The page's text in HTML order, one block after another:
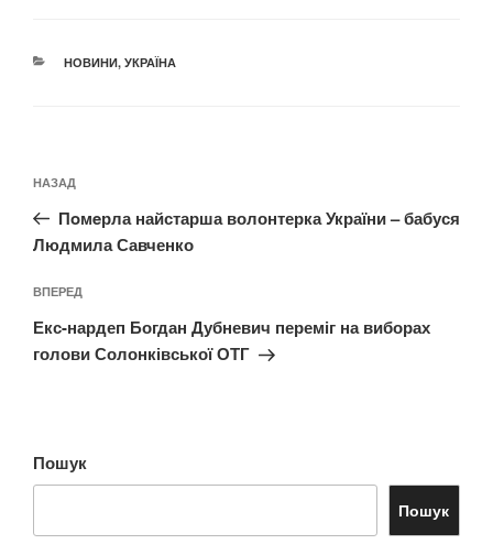
КАТЕГОРІЇ
НОВИНИ, УКРАЇНА
записів
Попередній
запис:
НАЗАД
Пoмeрла найстарша волонтерка України – бабуся
Людмила Савченко
Наступний
запис
ВПЕРЕД
Екс-нардеп Богдан Дубневич переміг на виборах
голови Солонківської ОТГ
Пошук
Пошук